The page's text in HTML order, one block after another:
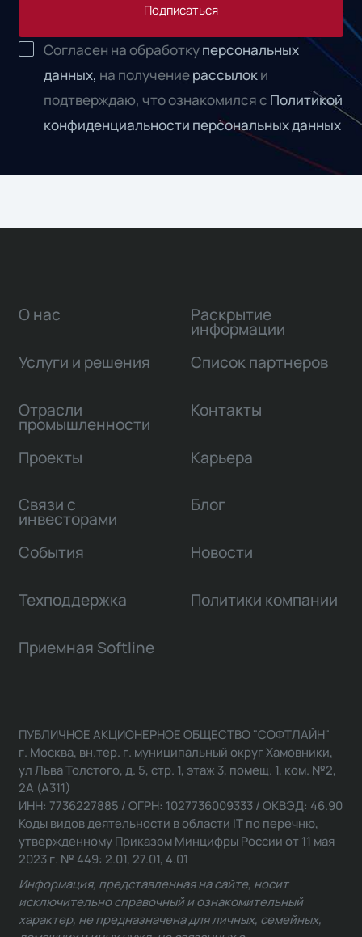
Подписаться
Согласен на обработкуперсональных
данных, на получениерассылоки
подтверждаю, что ознакомился с Политикой
конфиденциальности персональных данных
О нас
Услуги и решения
Отрасли
промышленности
Проекты
Связи с
инвесторами
Раскрытие
информации
Список партнеров
Контакты
Карьера
Блог
События Новости
Техподдержка Политики компании
Приемная Softline
ПУБЛИЧНОЕ АКЦИОНЕРНОЕ ОБЩЕСТВО "СОФТЛАЙН"
г. Москва, вн.тер. г. муниципальный округ Хамовники,
ул Льва Толстого, д. 5, стр. 1, этаж 3, помещ. 1, ком. №2,
2А (А311)
ИНН: 7736227885 / ОГРН: 1027736009333 / ОКВЭД: 46.90
Коды видов деятельности в области IT по перечню,
утвержденному Приказом Минцифры России от 11 мая
2023 г. № 449: 2.01, 27.01, 4.01
Информация, представленная на сайте, носит
исключительно справочный и ознакомительный
характер, не предназначена для личных, семейных,